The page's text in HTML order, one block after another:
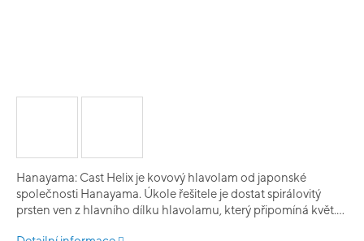
Hanayama: Cast Helix je kovový hlavolam od japonské
společnosti Hanayama. Úkole řešitele je dostat spirálovitý
prsten ven z hlavního dílku hlavolamu, který připomíná květ.